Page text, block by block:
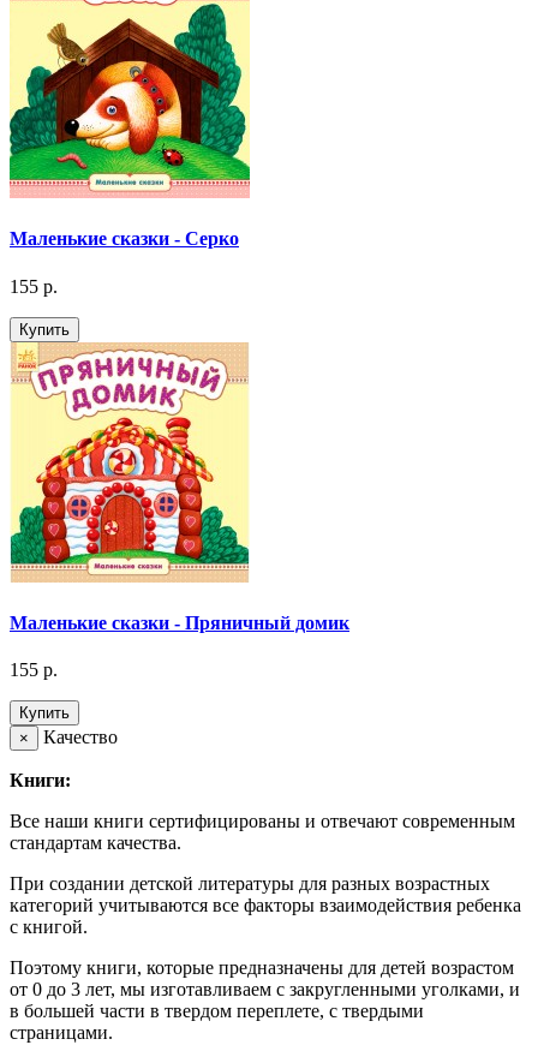
Маленькие сказки - Серко
155 р.
Купить
Маленькие сказки - Пряничный домик
155 р.
Купить
×
Качество
Книги:
Все наши книги сертифицированы и отвечают современным
стандартам качества.
При создании детской литературы для разных возрастных
категорий учитываются все факторы взаимодействия ребенка
с книгой.
Поэтому книги, которые предназначены для детей возрастом
от 0 до 3 лет, мы изготавливаем с закругленными уголками, и
в большей части в твердом переплете, с твердыми
страницами.